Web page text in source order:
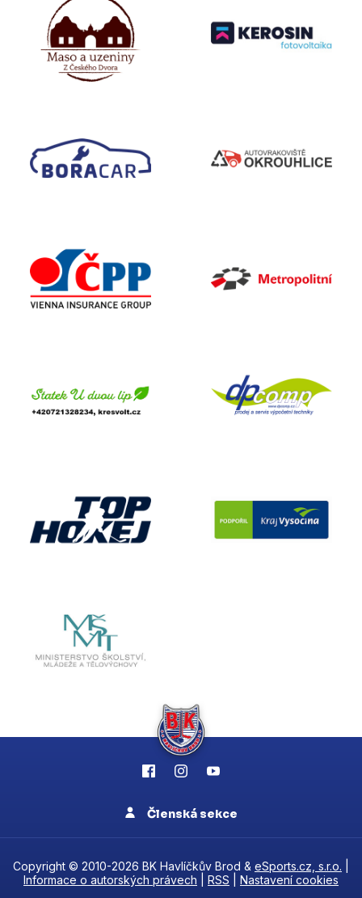
Členská sekce
Copyright © 2010-2026 BK Havlíčkův Brod & eSports.cz, s.r.o.
Informace o autorských právech
RSS Nastavení cookies